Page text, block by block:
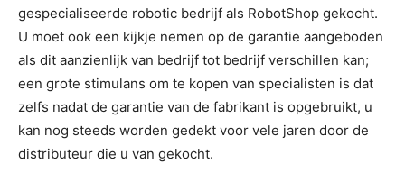
gespecialiseerde robotic bedrijf als RobotShop gekocht.
U moet ook een kijkje nemen op de garantie aangeboden
als dit aanzienlijk van bedrijf tot bedrijf verschillen kan;
een grote stimulans om te kopen van specialisten is dat
zelfs nadat de garantie van de fabrikant is opgebruikt, u
kan nog steeds worden gedekt voor vele jaren door de
distributeur die u van gekocht.